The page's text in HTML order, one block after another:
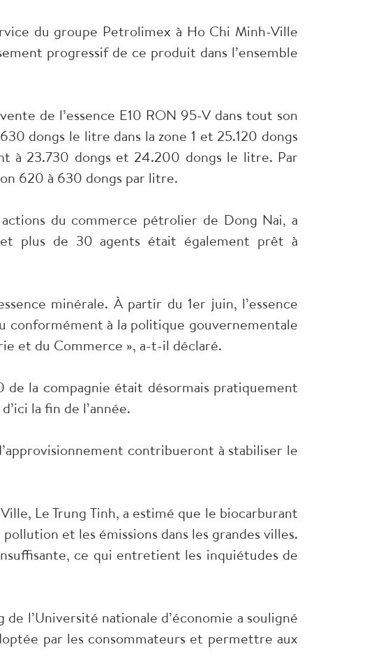
du groupe Petrolimex à Ho Chi Minh-Ville
progressif de ce produit dans l’ensemble
de l’essence E10 RON 95-V dans tout son
dongs le litre dans la zone 1 et 25.120 dongs
à 23.730 dongs et 24.200 dongs le litre. Par
620 à 630 dongs par litre.
du commerce pétrolier de Dong Nai, a
plus de 30 agents était également prêt à
minérale. À partir du 1er juin, l’essence
conformément à la politique gouvernementale
et du Commerce », a-t-il déclaré.
de la compagnie était désormais pratiquement
la fin de l’année.
contribueront à stabiliser le
Le Trung Tinh, a estimé que le biocarburant
et les émissions dans les grandes villes.
ce qui entretient les inquiétudes de
l’Université nationale d’économie a souligné
par les consommateurs et permettre aux